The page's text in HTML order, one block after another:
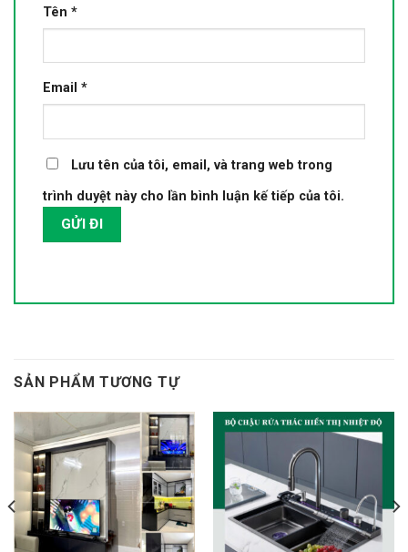
Tên *
Email *
Lưu tên của tôi, email, và trang web trong
trình duyệt này cho lần bình luận kế tiếp của tôi.
SẢN PHẨM TƯƠNG TỰ